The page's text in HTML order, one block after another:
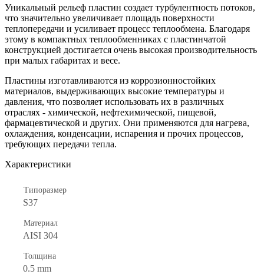
Уникальный рельеф пластин создает турбулентность потоков,
что значительно увеличивает площадь поверхности
теплопередачи и усиливает процесс теплообмена. Благодаря
этому в компактных теплообменниках с пластинчатой
конструкцией достигается очень высокая производительность
при малых габаритах и весе.
Пластины изготавливаются из коррозионностойких
материалов, выдерживающих высокие температуры и
давления, что позволяет использовать их в различных
отраслях - химической, нефтехимической, пищевой,
фармацевтической и других. Они применяются для нагрева,
охлаждения, конденсации, испарения и прочих процессов,
требующих передачи тепла.
Характеристики
Типоразмер
S37
Материал
AISI 304
Толщина
0.5 mm